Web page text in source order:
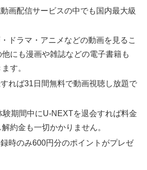
画配信サービスの中でも国内最大級
ドラマ・アニメなどの動画を見るこ
にも漫画や雑誌などの電子書籍も
す。
れば31日間無料で動画視聴し放題で
験期間中にU-NEXTを退会すれば料金
約金も一切かかりません。
時のみ600円分のポイントがプレゼ